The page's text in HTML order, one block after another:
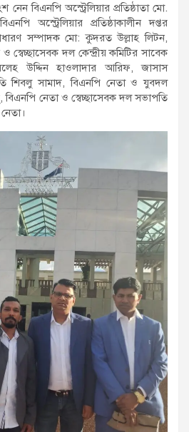
বিএনপি অস্ট্রেলিয়ার প্রতিষ্ঠাতা মো.
অস্ট্রেলিয়ার প্রতিষ্ঠাকালীন দপ্তর
সম্পাদক মো: কুদরত উল্লাহ লিটন,
স্বেচ্ছাসেবক দল কেন্দ্রীয় কমিটির সাবেক
উদ্দিন হাওলাদার আরিফ, জাসাস
শিবলু সামাদ, বিএনপি নেতা ও যুবদল
নেতা ও স্বেচ্ছাসেবক দল সভাপতি